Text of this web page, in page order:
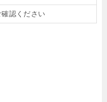
確認ください